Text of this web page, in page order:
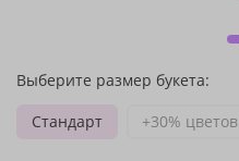
Выберите размер букета:
Стандарт
+30% цветов